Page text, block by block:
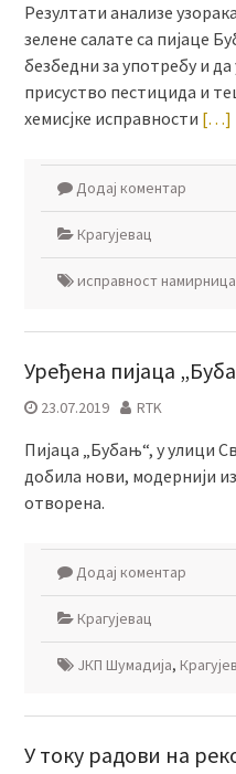
Резултати анализе
зелене салате са пијаце
безбедни за употребу и
присуство пестицида и
хемисјке исправности […]
Додај коментар
Крагујевац
исправност намирница
Уређена пијаца
23.07.2019 RTK
Пијаца „Бубањ“, у улици
добила нови, модернији
отворена.
Додај коментар
Крагујевац
ЈКП Шумадија,
У току радови на